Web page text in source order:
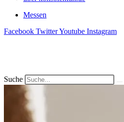
Messen
Facebook TwitterYoutube Instagram
Suche